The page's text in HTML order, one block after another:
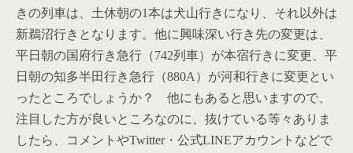
きの列車は、土休朝の1本は犬山行きになり、それ以外は
新鵜沼行きとなります。他に興味深い行き先の変更は、
平日朝の国府行き急行（742列車）が本宿行きに変更、平
日朝の知多半田行き急行（880A）が河和行きに変更とい
ったところでしょうか？ 他にもあると思いますので、
注目した方が良いところなのに、抜けている等々ありま
したら、コメントやTwitter・公式LINEアカウントなどで